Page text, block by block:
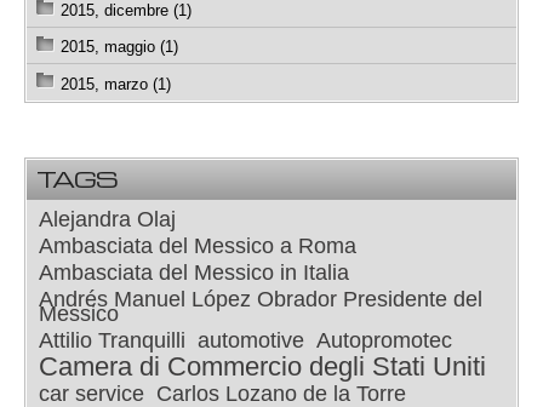
2015, dicembre (1)
2015, maggio (1)
2015, marzo (1)
TAGS
Alejandra Olaj
Ambasciata del Messico a Roma
Ambasciata del Messico in Italia
Andrés Manuel López Obrador Presidente del
Messico
Attilio Tranquilli automotive Autopromotec
Camera di Commercio degli Stati Uniti
car service Carlos Lozano de la Torre